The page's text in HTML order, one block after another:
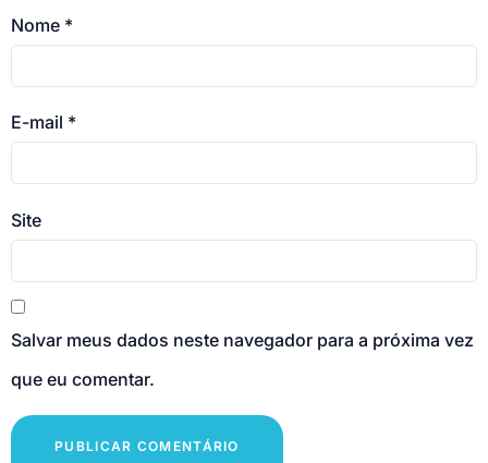
Nome *
E-mail *
Site
Salvar meus dados neste navegador para a próxima vez
que eu comentar.